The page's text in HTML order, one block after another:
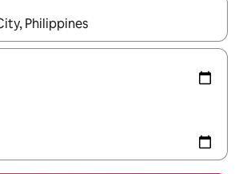
estén disponibles, podrás navegar